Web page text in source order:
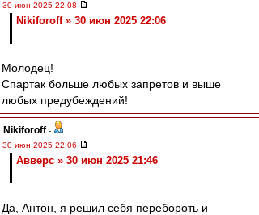
30 июн 2025 22:08
Nikiforoff » 30 июн 2025 22:06
Молодец!
Спартак больше любых запретов и выше
любых предубеждений!
Nikiforoff -
30 июн 2025 22:06
Авверс » 30 июн 2025 21:46
Да, Антон, я решил себя перебороть и